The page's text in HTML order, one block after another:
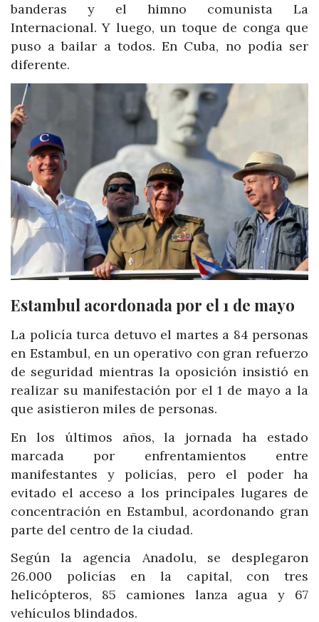
banderas y el himno comunista La
Internacional. Y luego, un toque de conga que
puso a bailar a todos. En Cuba, no podía ser
diferente.
Estambul acordonada por el 1 de mayo
La policía turca detuvo el martes a 84 personas
en Estambul, en un operativo con gran refuerzo
de seguridad mientras la oposición insistió en
realizar su manifestación por el 1 de mayo a la
que asistieron miles de personas.
En los últimos años, la jornada ha estado
marcada por enfrentamientos entre
manifestantes y policías, pero el poder ha
evitado el acceso a los principales lugares de
concentración en Estambul, acordonando gran
parte del centro de la ciudad.
Según la agencia Anadolu, se desplegaron
26.000 policías en la capital, con tres
helicópteros, 85 camiones lanza agua y 67
vehículos blindados.